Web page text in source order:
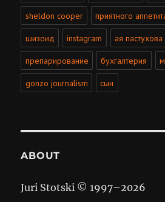
sheldon cooper приятного
шизоид instagram ая пастухова
препарирование бухгалтерия
gonzo journalism сын
ABOUT
Juri Stotski © 1997–2026